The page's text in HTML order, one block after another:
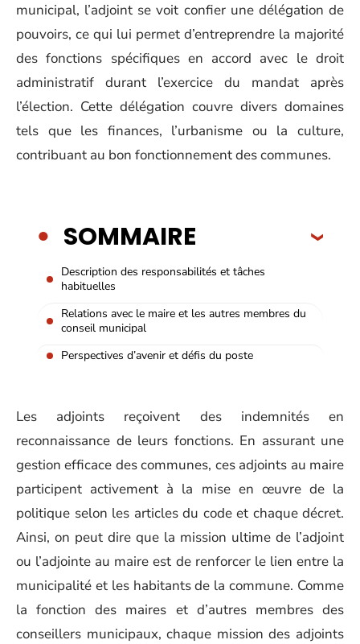
municipal, l’adjoint se voit confier une délégation de
pouvoirs, ce qui lui permet d’entreprendre la majorité
des fonctions spécifiques en accord avec le droit
administratif durant l’exercice du mandat après
l’élection. Cette délégation couvre divers domaines
tels que les finances, l’urbanisme ou la culture,
contribuant au bon fonctionnement des communes.
SOMMAIRE
Description des responsabilités et tâches
habituelles
Relations avec le maire et les autres membres du
conseil municipal
Perspectives d’avenir et défis du poste
Les adjoints reçoivent des indemnités en
reconnaissance de leurs fonctions. En assurant une
gestion efficace des communes, ces adjoints au maire
participent activement à la mise en œuvre de la
politique selon les articles du code et chaque décret.
Ainsi, on peut dire que la mission ultime de l’adjoint
ou l’adjointe au maire est de renforcer le lien entre la
municipalité et les habitants de la commune. Comme
la fonction des maires et d’autres membres des
conseillers municipaux, chaque mission des adjoints